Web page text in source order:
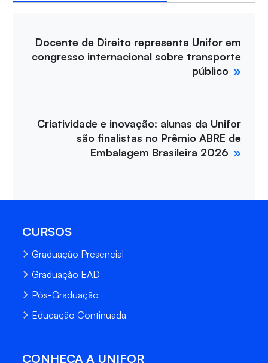
Docente de Direito representa Unifor em
congresso internacional sobre transporte
público
Criatividade e inovação: alunas da Unifor
são finalistas no Prêmio ABRE de
Embalagem Brasileira 2026
CURSOS
Graduação Presencial
Graduação EAD
Pós-Graduação
Educação Continuada
CONHEÇA A UNIFOR